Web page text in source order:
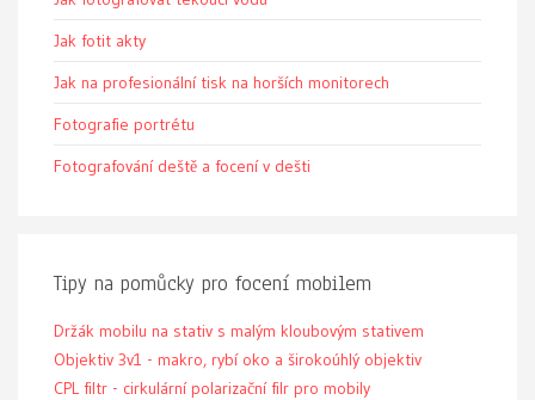
Jak fotit akty
Jak na profesionální tisk na horších monitorech
Fotografie portrétu
Fotografování deště a focení v dešti
Tipy na pomůcky pro focení mobilem
Držák mobilu na stativ s malým kloubovým stativem
Objektiv 3v1 - makro, rybí oko a širokoúhlý objektiv
CPL filtr - cirkulární polarizační filr pro mobily